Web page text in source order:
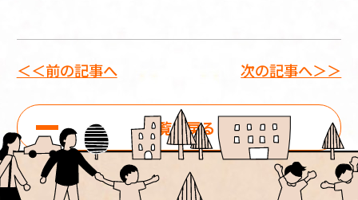
＜＜前の記事へ
一覧に戻る
次の記事へ＞＞